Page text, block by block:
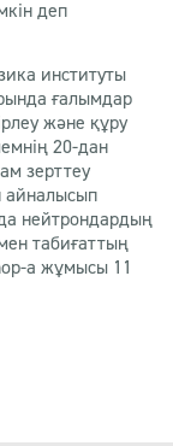
деп
институты
ғалымдар
және құру
20-дан
зерттеу
айналысып
нейтрондардың
табиғаттың
a жұмысы 11